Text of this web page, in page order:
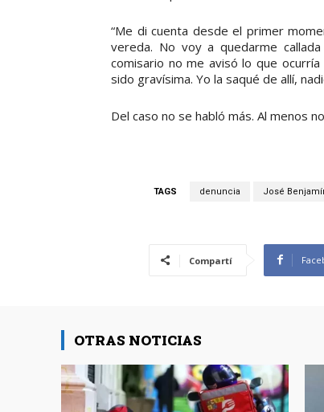
“Me di cuenta desde el primer
vereda. No voy a quedarme
comisario no me avisó lo que
sido gravísima. Yo la saqué de allí,
Del caso no se habló más. Al menos
TAGS denuncia José
Compartí
OTRAS NOTICIAS